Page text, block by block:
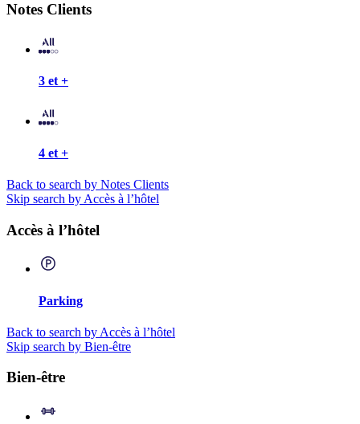
Notes Clients
3 et +
4 et +
Back to search by Notes Clients
Skip search by Accès à l’hôtel
Accès à l’hôtel
Parking
Back to search by Accès à l’hôtel
Skip search by Bien-être
Bien-être